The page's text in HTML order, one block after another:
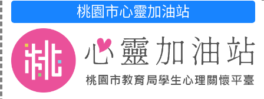
桃園市心靈加油站